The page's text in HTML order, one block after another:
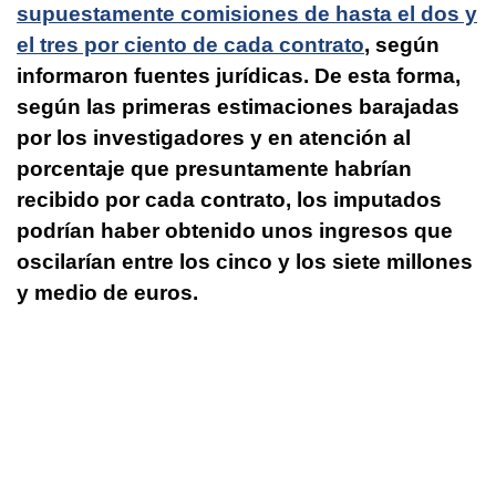
supuestamente comisiones de hasta el dos y
el tres por ciento de cada contrato, según
informaron fuentes jurídicas. De esta forma,
según las primeras estimaciones barajadas
por los investigadores y en atención al
porcentaje que presuntamente habrían
recibido por cada contrato, los imputados
podrían haber obtenido unos ingresos que
oscilarían entre los cinco y los siete millones
y medio de euros.